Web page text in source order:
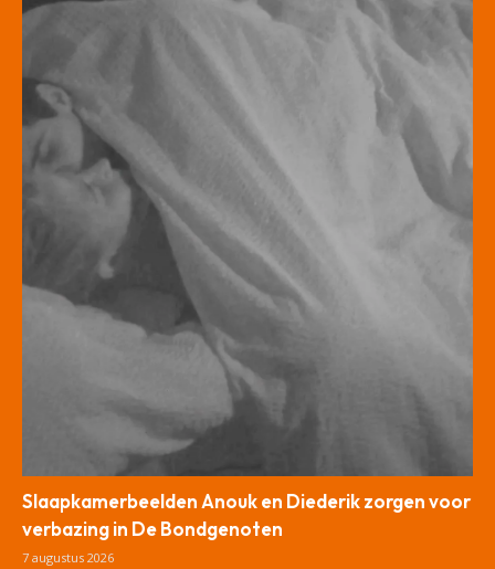
Slaapkamerbeelden Anouk en Diederik zorgen voor
verbazing in De Bondgenoten
7 augustus 2026